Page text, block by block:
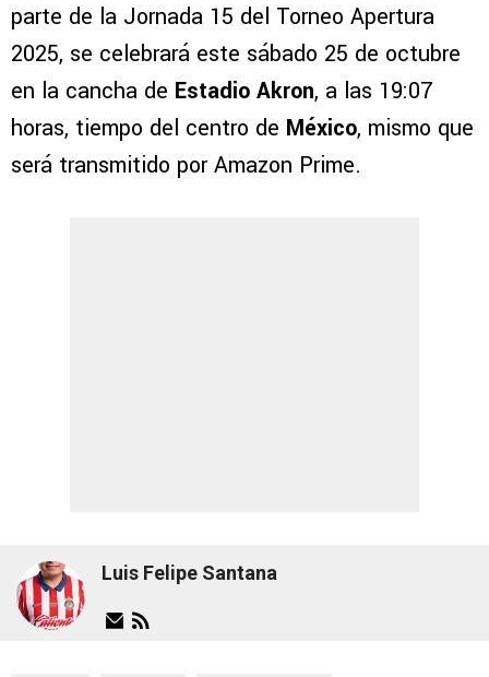
parte de la Jornada 15 del Torneo Apertura
2025, se celebrará este sábado 25 de octubre
en la cancha de Estadio Akron, a las 19:07
horas, tiempo del centro de México, mismo que
será transmitido por Amazon Prime.
Luis Felipe Santana